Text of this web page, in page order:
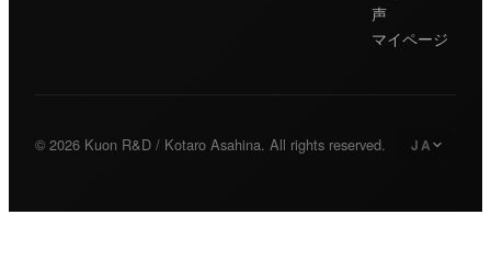
声
マイページ
© 2026 Kuon R&D / Kotaro Asahina. All rights reserved. JA